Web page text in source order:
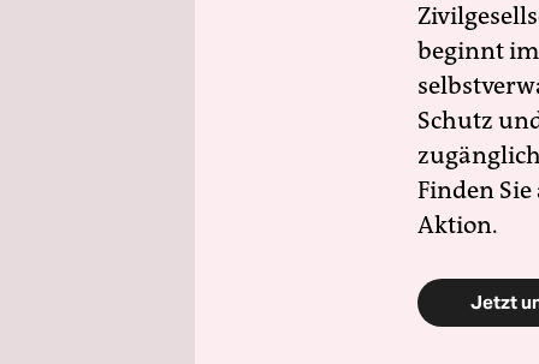
beginnt
Schutz
Finden
Aktion.
Jetzt